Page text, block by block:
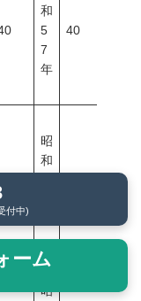
和
5
7
年
40
昭
和
60
昭
付中)
ーム